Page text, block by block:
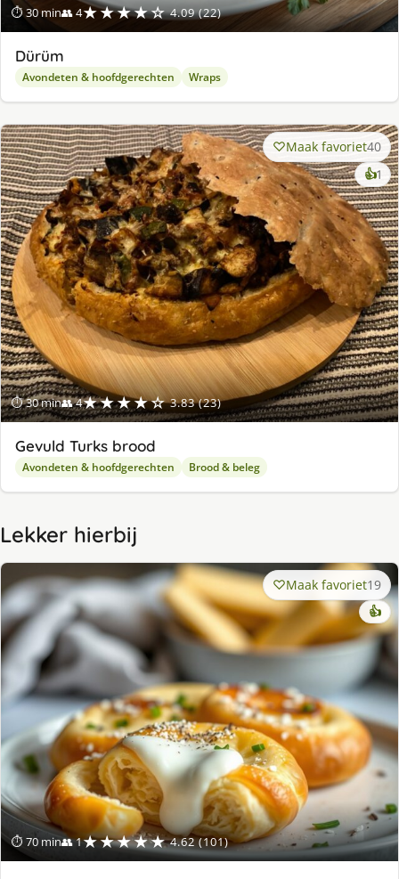
⏱ 30 min👥 4★★★★☆ 4.09 (22)
Dürüm
Avondeten & hoofdgerechten Wraps
⏱ 30 min👥 4★★★★☆ 3.83 (23)
Maak favoriet40
👍1
Gevuld Turks brood
Avondeten & hoofdgerechten Brood & beleg
Lekker hierbij
⏱ 70 min👥 1★★★★★ 4.62 (101)
Maak favoriet19
👍